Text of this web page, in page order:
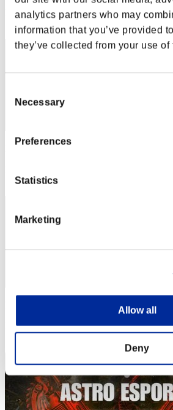
analytics partners who may
information that you’ve provided
they’ve collected from your use
Selection
Necessary
Preferences
Statistics
Marketing
Allow all
Deny
Posición
41
Puntos: -
43
Posición
44